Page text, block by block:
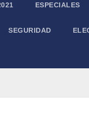
ESPECIALES
SEGURIDAD